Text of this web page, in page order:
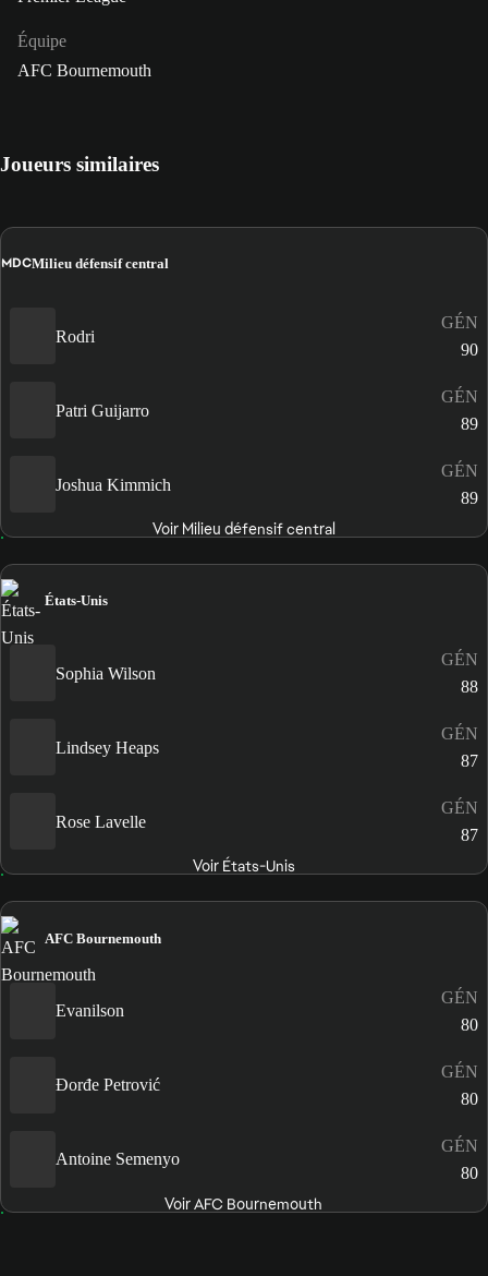
Équipe
AFC Bournemouth
Joueurs similaires
MDCMilieu défensif central
Rodri
GÉN
90
Patri Guijarro
GÉN
89
Joshua Kimmich
GÉN
89
Voir Milieu défensif central
États-Unis
Sophia Wilson
GÉN
88
Lindsey Heaps
GÉN
87
Rose Lavelle
GÉN
87
Voir États-Unis
AFC Bournemouth
Evanilson
GÉN
80
Đorđe Petrović
GÉN
80
Antoine Semenyo
GÉN
80
Voir AFC Bournemouth